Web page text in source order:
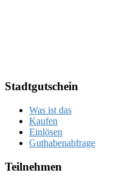
Stadtgutschein
Was ist das
Kaufen
Einlösen
Guthabenabfrage
Teilnehmen